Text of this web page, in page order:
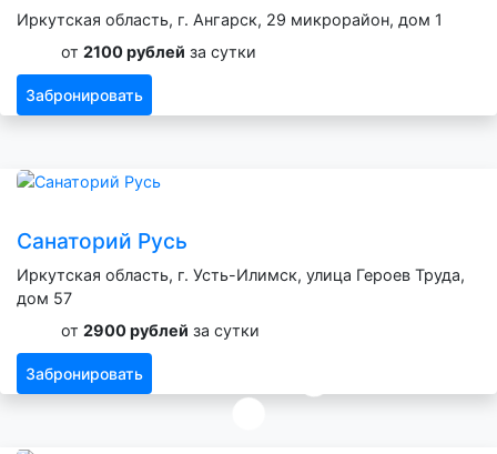
Иркутская область, г. Ангарск, 29 микрорайон, дом 1
от 2100 рублей за сутки
Забронировать
Санаторий Русь
Иркутская область, г. Усть-Илимск, улица Героев Труда,
дом 57
от 2900 рублей за сутки
Забронировать